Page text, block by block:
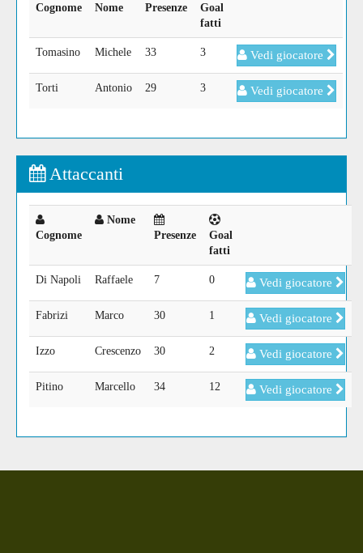
Cognome Nome Presenze
Goal
fatti
Tomasino Michele 33 3 Vedi giocatore
Torti Antonio 29 3 Vedi giocatore
Attaccanti
Cognome
Nome
Presenze
Goal
fatti
Di Napoli Raffaele 7 0 Vedi giocatore
Fabrizi Marco 30 1 Vedi giocatore
Izzo Crescenzo 30 2 Vedi giocatore
Pitino Marcello 34 12 Vedi giocatore